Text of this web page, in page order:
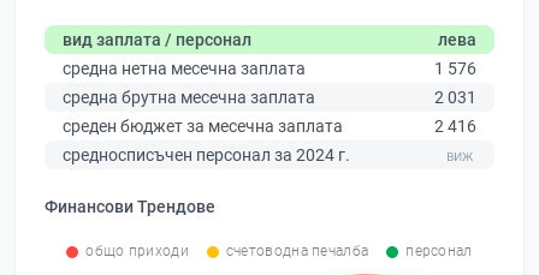
вид заплата / персонал
лева
средна нетна месечна заплата
1 576
средна брутна месечна заплата
2 031
среден бюджет за месечна заплата
2 416
средносписъчен персонал за 2024 г.
Финансови Трендове
общо приходи счетоводна печалба персонал